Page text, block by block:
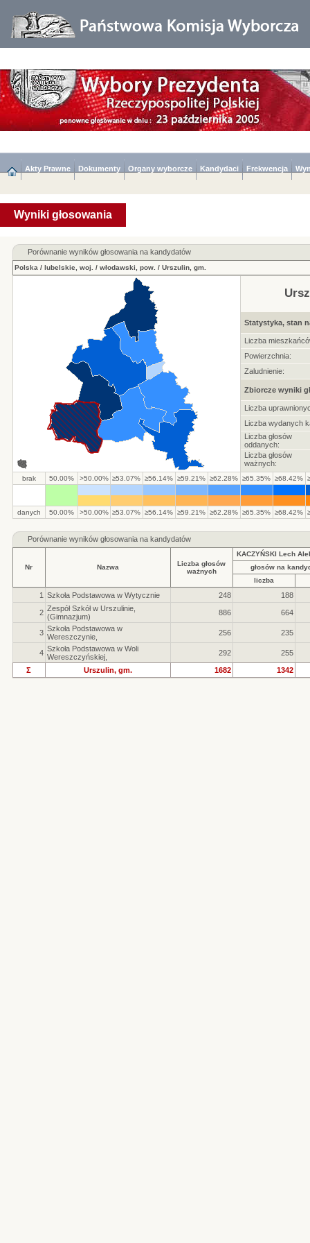
Akty Prawne Dokumenty Organy wyborcze Kandydaci Frekwencja
Wyniki głosowania
Porównanie wyników głosowania na kandydatów
Polska / lubelskie, woj. / włodawski, pow. / Urszulin, gm.
Statystyka, stan
Liczba
Powierzchnia:
Zaludnienie:
Zbiorcze wyniki
Liczba
Liczba wydanych
Liczba głosów
oddanych:
Liczba głosów
ważnych:
brak 50.00% >50.00% ≥53.07% ≥56.14% ≥59.21% ≥62.28% ≥65.35% ≥68.42%
danych 50.00% >50.00% ≥53.07% ≥56.14% ≥59.21% ≥62.28% ≥65.35% ≥68.42%
Porównanie wyników głosowania na kandydatów
Nr Nazwa
Liczba głosów
ważnych
KACZYŃSKI Lech
głosów na
liczba
1 Szkoła Podstawowa w Wytycznie 248 188
2 Zespół Szkół w Urszulinie,
(Gimnazjum)
886 664
3 Szkoła Podstawowa w
Wereszczynie,
256 235
4 Szkoła Podstawowa w Woli
Wereszczyńskiej,
292 255
Σ Urszulin, gm. 1682 1342